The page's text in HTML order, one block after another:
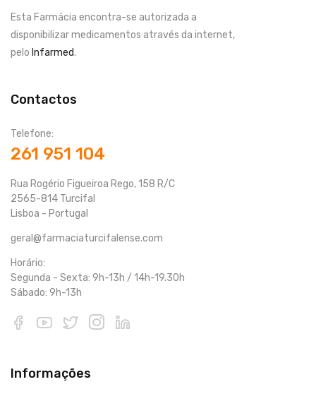
Esta Farmácia encontra-se autorizada a
disponibilizar medicamentos através da internet,
pelo Infarmed.
Contactos
Telefone:
261 951 104
Rua Rogério Figueiroa Rego, 158 R/C
2565-814 Turcifal
Lisboa - Portugal
geral@farmaciaturcifalense.com
Horário:
Segunda - Sexta: 9h-13h / 14h-19.30h
Sábado: 9h-13h
Informações